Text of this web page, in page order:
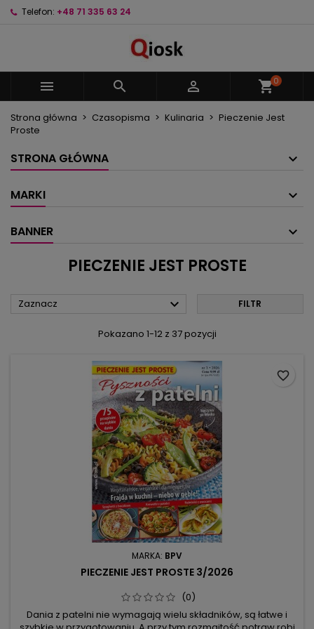
Telefon: +48 71 335 63 24
   shopping_cart0
Strona główna Czasopisma Kulinaria
Pieczenie Jest
Proste
STRONA GŁÓWNA
MARKI
BANNER
PIECZENIE JEST PROSTE
Zaznacz  FILTR
Pokazano 1-12 z 37 pozycji
MARKA: BPV
PIECZENIE JEST PROSTE 3/2026
(0)
Dania z patelni nie wymagają wielu składników, są łatwe i
favorite_border
Nazwa listy życzeń
Musisz być zalogowany by zapisać produkty na
swojej liście życzeń.
Anuluj Zaloguj się